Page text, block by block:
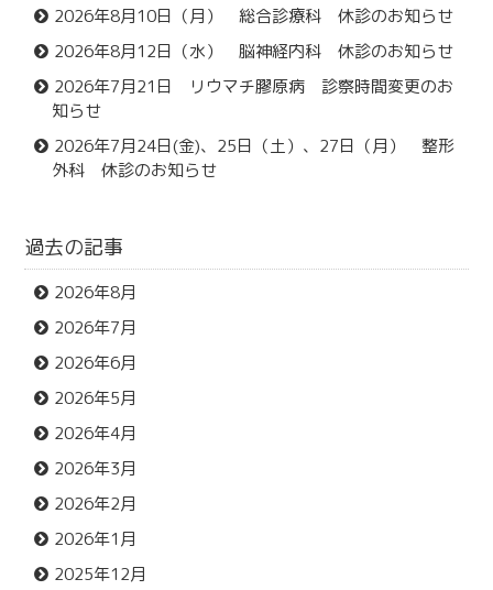
2026年8月10日（月） 総合診療科 休診のお知らせ
2026年8月12日（水） 脳神経内科 休診のお知らせ
2026年7月21日 リウマチ膠原病 診察時間変更のお
知らせ
2026年7月24日(金)、25日（土）、27日（月） 整形
外科 休診のお知らせ
過去の記事
2026年8月
2026年7月
2026年6月
2026年5月
2026年4月
2026年3月
2026年2月
2026年1月
2025年12月